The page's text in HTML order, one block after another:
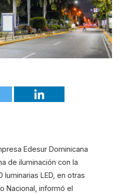
Edesur Dominicana
de iluminación con la
LED, en otras
Nacional, informó el